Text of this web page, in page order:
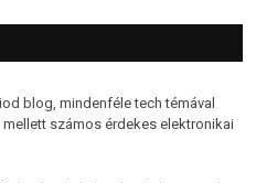
blog, mindenféle tech témával
számos érdekes elektronikai